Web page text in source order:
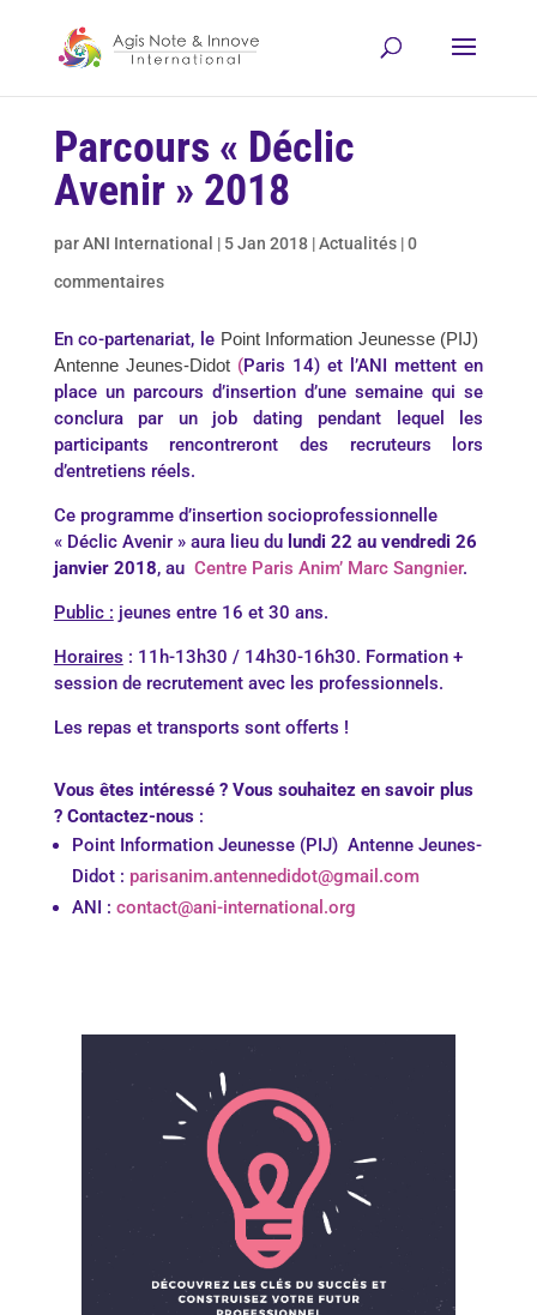
Parcours « Déclic
Avenir » 2018
parANI International | 5 Jan 2018|Actualités|0
commentaires
En co-partenariat, le Point Information Jeunesse (PIJ)
Antenne Jeunes-Didot(Paris 14) et l’ANI mettent en
place un parcours d’insertion d’une semaine qui se
conclura par un job dating pendant lequel les
participants rencontreront des recruteurs lors
d’entretiens réels.
Ce programme d’insertion socioprofessionnelle
« Déclic Avenir » aura lieu du lundi 22 au vendredi 26
janvier 2018, au Centre Paris Anim’ Marc Sangnier.
Public : jeunes entre 16 et 30 ans.
Horaires : 11h-13h30 / 14h30-16h30. Formation +
session de recrutement avec les professionnels.
Les repas et transports sont offerts !
Vous êtes intéressé ? Vous souhaitez en savoir plus
? Contactez-nous :
Point Information Jeunesse (PIJ) Antenne Jeunes-
Didot : parisanim.antennedidot@gmail.com
ANI : contact@ani-international.org